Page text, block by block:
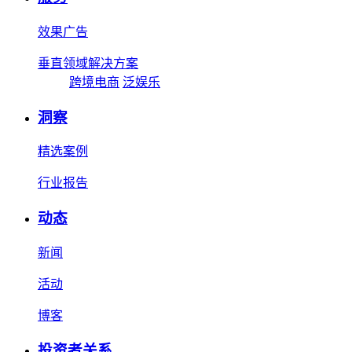
效果广告
垂直领域解决方案
跨境电商 泛娱乐
洞察
精选案例
行业报告
动态
新闻
活动
博客